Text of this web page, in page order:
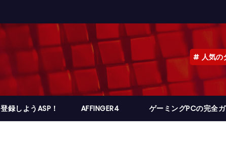
人気の
登録しようASP！ AFFINGER4 ゲーミングPCの完全